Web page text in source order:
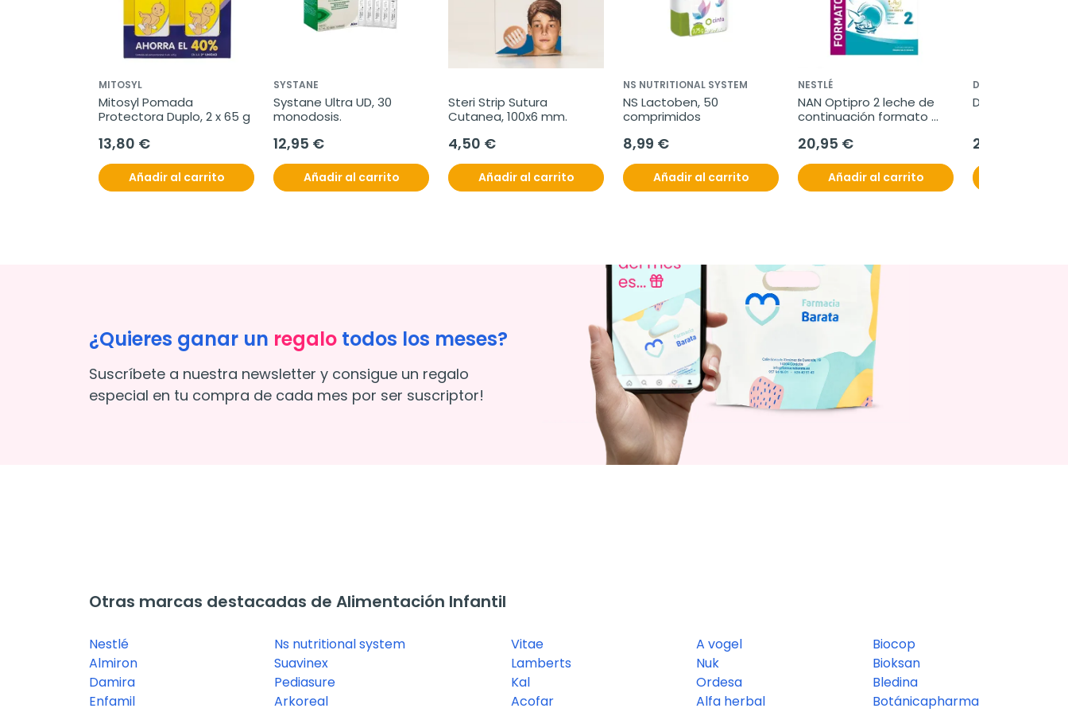
MITOSYL
Mitosyl Pomada
Protectora Duplo, 2 x 65 g
13,80 €
Añadir al carrito
SYSTANE
Systane Ultra UD, 30
monodosis.
12,95 €
Añadir al carrito
Steri Strip Sutura
Cutanea, 100x6 mm.
4,50 €
Añadir al carrito
NS NUTRITIONAL SYSTEM
NS Lactoben, 50
comprimidos
8,99 €
Añadir al carrito
NESTLÉ
NAN Optipro 2 leche de
continuación formato
20,95 €
Añadir al carrito
DAMIRA
Damira Natur 3,
20,60 €
¿Quieres ganar un regalo todos los meses?
Suscríbete a nuestra newsletter y consigue un regalo
especial en tu compra de cada mes por ser suscriptor!
Otras marcas destacadas de Alimentación Infantil
Nestlé
Almiron
Damira
Enfamil
Ns nutritional system
Suavinex
Pediasure
Arkoreal
Vitae
Lamberts
Kal
Acofar
A vogel
Nuk
Ordesa
Alfa herbal
Biocop
Bioksan
Bledina
Botánicapharma